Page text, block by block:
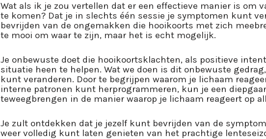
Wat als ik je zou vertellen dat er een effectieve manier is om
te komen? Dat je in slechts één sessie je symptomen kunt
bevrijden van de ongemakken die hooikoorts met zich
te mooi om waar te zijn, maar het is echt mogelijk.
Je onbewuste doet die hooikoortsklachten, als positieve
situatie heen te helpen. Wat we doen is dit onbewuste gedrag,
kunt veranderen. Door te begrijpen waarom je lichaam
interne patronen kunt herprogrammeren, kun je een
teweegbrengen in de manier waarop je lichaam reageert op
Je zult ontdekken dat je jezelf kunt bevrijden van de
weer volledig kunt laten genieten van het prachtige